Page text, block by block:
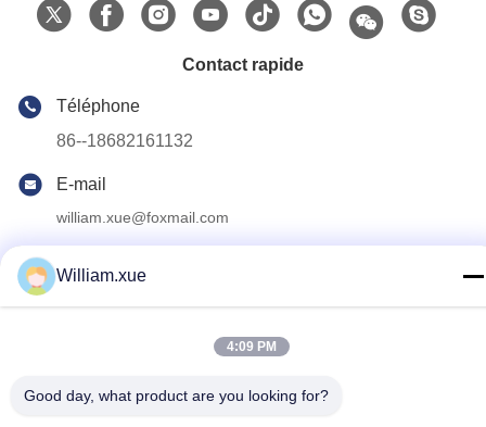
Contact rapide
Téléphone
86--18682161132
E-mail
william.xue@foxmail.com
William.xue
4:09 PM
Good day, what product are you looking for?